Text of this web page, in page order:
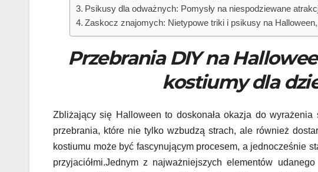
Psikusy dla odważnych: Pomysły na niespodziewane
Zaskocz znajomych: Nietypowe triki i psikusy na
Przebrania DIY na
kostiumy dla
Zbliżający się Halloween to doskonała okazja do
przebrania, które nie tylko wzbudzą strach, ale również
kostiumu może być fascynującym procesem, a jednocześnie
przyjaciółmi.Jednym z najważniejszych elementów